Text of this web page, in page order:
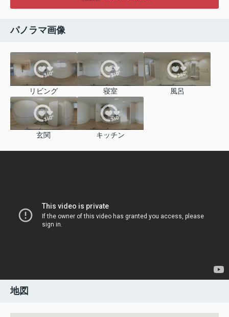
パノラマ画像
リビング 寝室 風呂
玄関 キッチン
地図